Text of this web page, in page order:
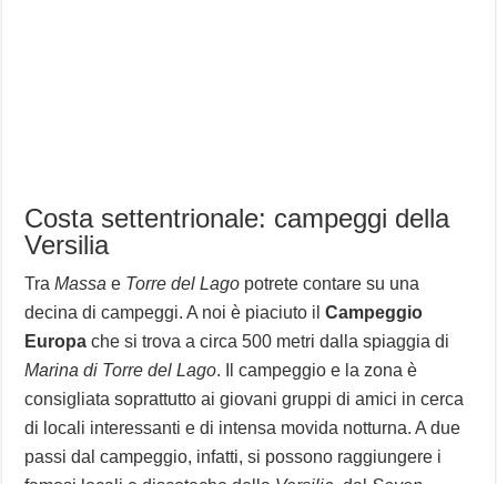
Costa settentrionale: campeggi della
Versilia
TraMassa e Torre del Lago potrete contare su una
decina di campeggi. A noi è piaciuto ilCampeggio
Europa che si trova a circa 500 metri dalla spiaggia di
Marina di Torre del Lago. Il campeggio e la zona è
consigliata soprattutto ai giovani gruppi di amici in cerca
di locali interessanti e di intensa movida notturna. A due
passi dal campeggio, infatti, si possono raggiungere i